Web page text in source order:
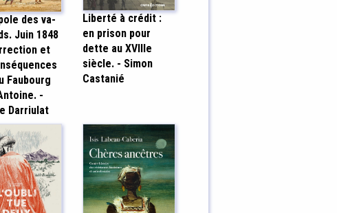
des va-
Juin 1848
et
Faubourg
-
Darriulat
Liberté à crédit :
en prison pour
dette au XVIIIe
siècle. - Simon
Castanié